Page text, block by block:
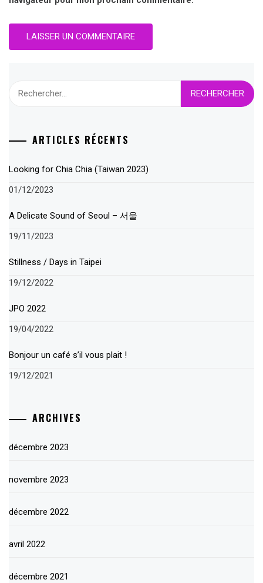
ARTICLES RÉCENTS
Looking for Chia Chia (Taiwan 2023)
01/12/2023
A Delicate Sound of Seoul – 서울
19/11/2023
Stillness / Days in Taipei
19/12/2022
JPO 2022
19/04/2022
Bonjour un café s’il vous plait !
19/12/2021
ARCHIVES
décembre 2023
novembre 2023
décembre 2022
avril 2022
décembre 2021